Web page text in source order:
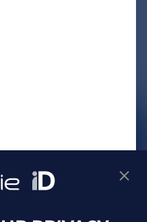
リシー